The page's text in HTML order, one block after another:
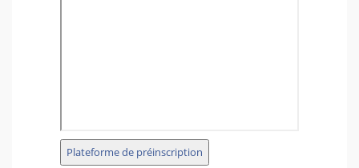
Plateforme de préinscription